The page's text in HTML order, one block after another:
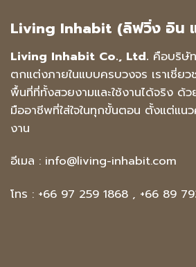
Living Inhabit (ลิฟวิ่ง อิน
Living Inhabit Co., Ltd. คือบริษั
ตกแต่งภายในแบบครบวงจร เราเชี่ย
พื้นที่ที่ทั้งสวยงามและใช้งานได้จริง ด้
มืออาชีพที่ใส่ใจในทุกขั้นตอน ตั้งแต่แน
งาน
อีเมล : info@living-inhabit.com
โทร : +66 97 259 1868 , +66 89